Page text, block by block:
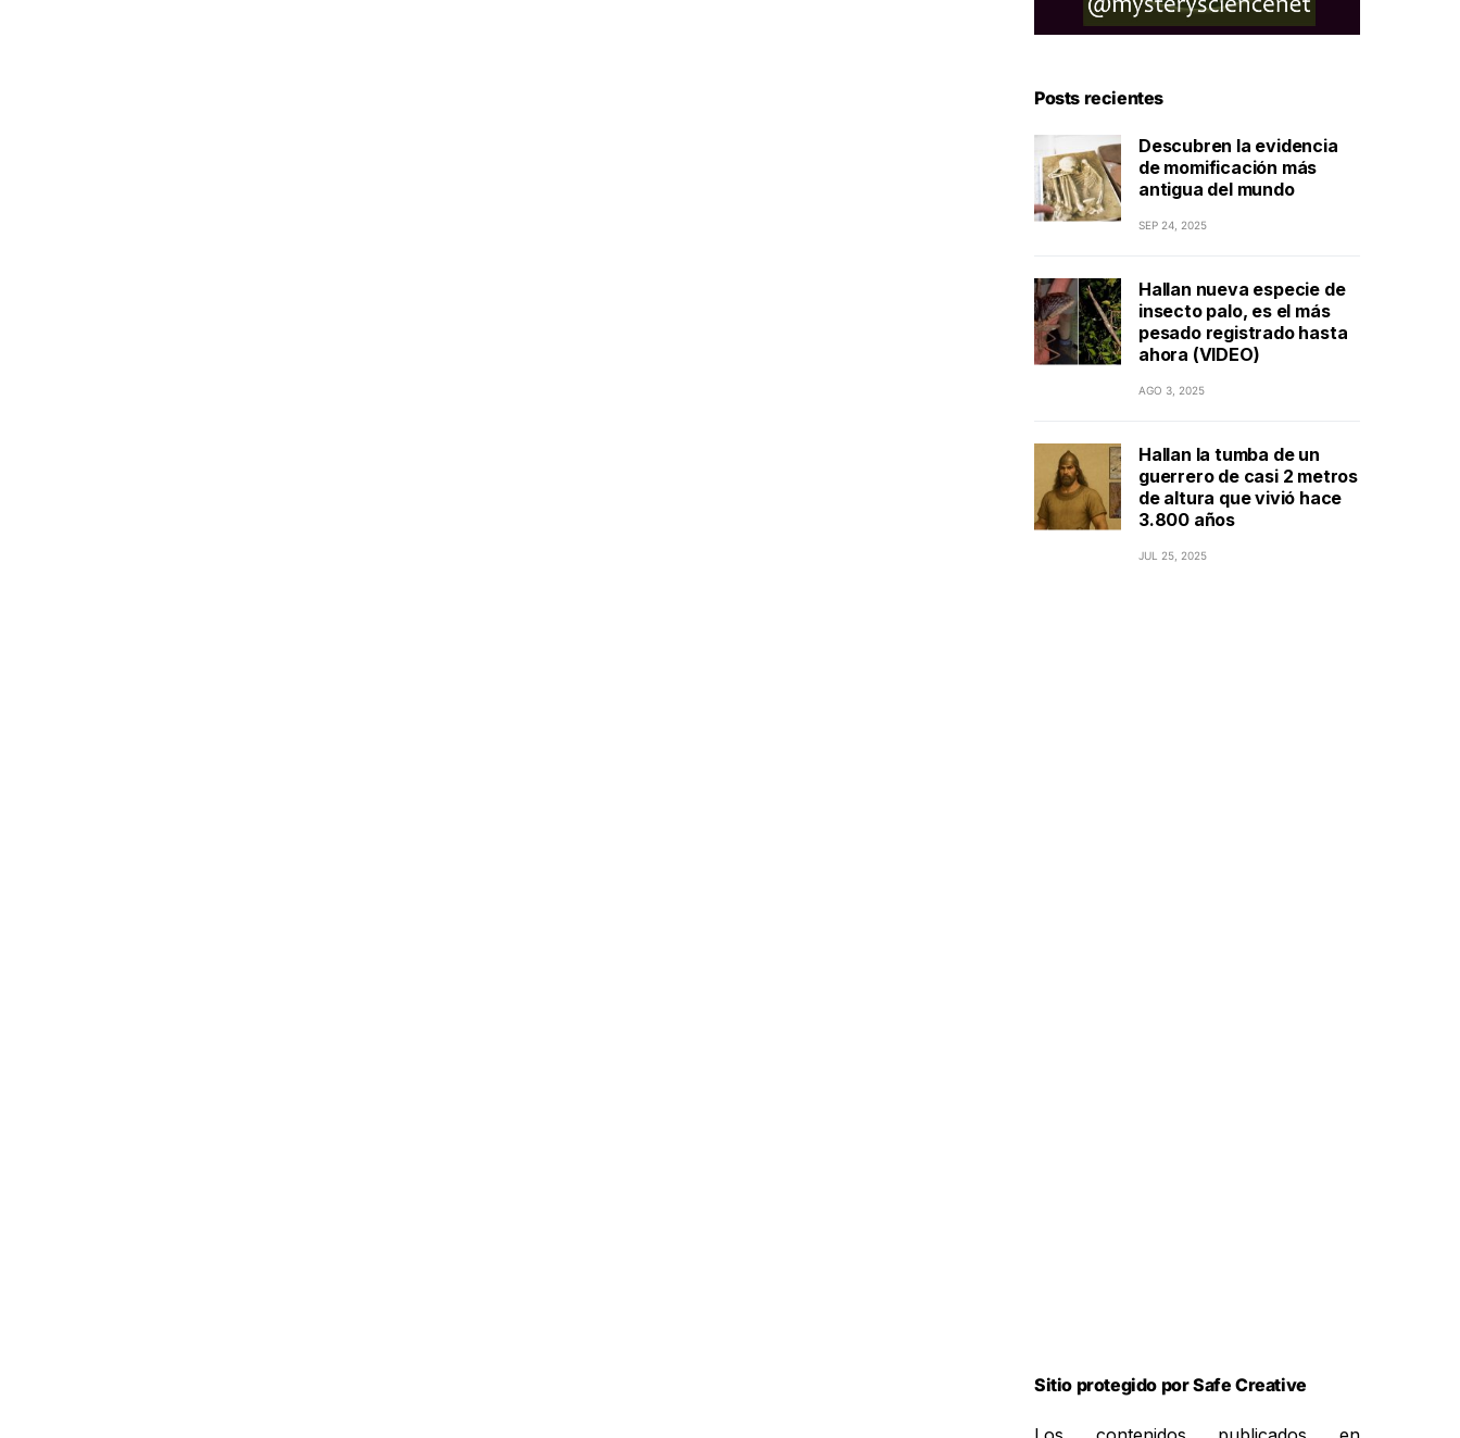
Posts recientes
Descubren la evidencia
de momificación más
antigua del mundo
SEP 24, 2025
Hallan nueva especie de
insecto palo, es el más
pesado registrado hasta
ahora (VIDEO)
AGO 3, 2025
Hallan la tumba de un
guerrero de casi 2 metros
de altura que vivió hace
3.800 años
JUL 25, 2025
Sitio protegido por Safe Creative